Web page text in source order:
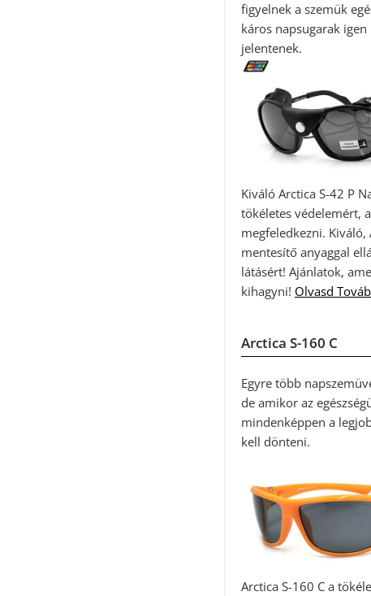
figyelnek a szemük
káros napsugarak
jelentenek.
Kiváló Arctica S-42 P
tökéletes védelemért,
megfeledkezni.
mentesítő anyaggal
látásért! Ajánlatok,
kihagyni! Olvasd
Arctica S-160 C
Egyre több
de amikor az
mindenképpen a
kell dönteni.
Arctica S-160 C a